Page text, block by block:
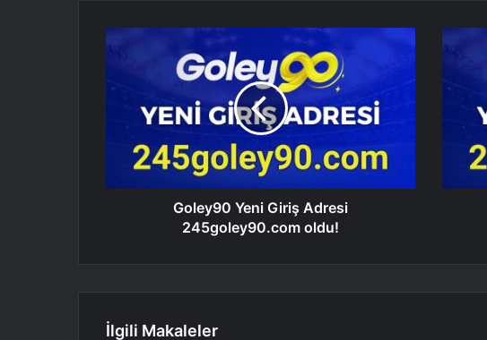
Goley90 Yeni Giriş Adresi
245goley90.com oldu!
İlgili Makaleler